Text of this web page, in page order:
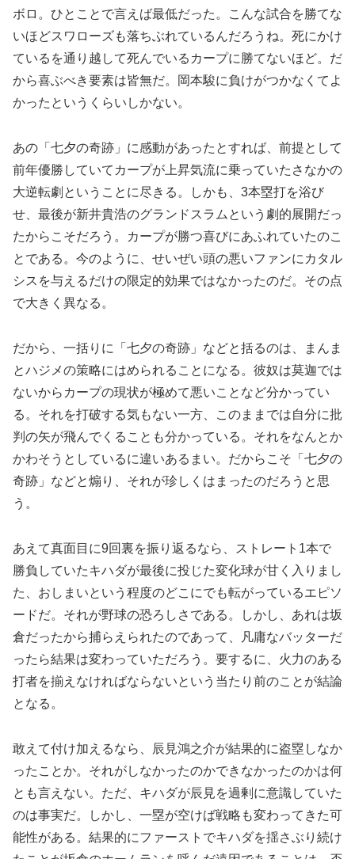
ボロ。ひとことで言えば最低だった。こんな試合を勝てな
いほどスワローズも落ちぶれているんだろうね。死にかけ
ているを通り越して死んでいるカープに勝てないほど。だ
から喜ぶべき要素は皆無だ。岡本駿に負けがつかなくてよ
かったというくらいしかない。
あの「七夕の奇跡」に感動があったとすれば、前提として
前年優勝していてカープが上昇気流に乗っていたさなかの
大逆転劇ということに尽きる。しかも、3本塁打を浴び
せ、最後が新井貴浩のグランドスラムという劇的展開だっ
たからこそだろう。カープが勝つ喜びにあふれていたのこ
とである。今のように、せいぜい頭の悪いファンにカタル
シスを与えるだけの限定的効果ではなかったのだ。その点
で大きく異なる。
だから、一括りに「七夕の奇跡」などと括るのは、まんま
とハジメの策略にはめられることになる。彼奴は莫迦では
ないからカープの現状が極めて悪いことなど分かってい
る。それを打破する気もない一方、このままでは自分に批
判の矢が飛んでくることも分かっている。それをなんとか
かわそうとしているに違いあるまい。だからこそ「七夕の
奇跡」などと煽り、それが珍しくはまったのだろうと思
う。
あえて真面目に9回裏を振り返るなら、ストレート1本で
勝負していたキハダが最後に投じた変化球が甘く入りまし
た、おしまいという程度のどこにでも転がっているエピソ
ードだ。それが野球の恐ろしさである。しかし、あれは坂
倉だったから捕らえられたのであって、凡庸なバッターだ
ったら結果は変わっていただろう。要するに、火力のある
打者を揃えなければならないという当たり前のことが結論
となる。
敢えて付け加えるなら、辰見鴻之介が結果的に盗塁しなか
ったことか。それがしなかったのかできなかったのかは何
とも言えない。ただ、キハダが辰見を過剰に意識していた
のは事実だ。しかし、一塁が空けば戦略も変わってきた可
能性がある。結果的にファーストでキハダを揺さぶり続け